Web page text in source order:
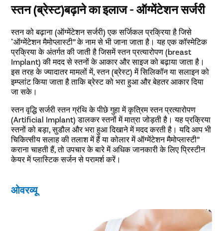
स्तन (ब्रेस्ट)बढ़ाने का इलाज - ऑग्मेंटेशन सर्जरी
स्तन को बढ़ाना (ऑग्मेंटेशन सर्जरी) एक सर्जिकल प्रक्रिया है जिसे
"ऑग्मेंटेशन मैमोप्लास्टी” के नाम से भी जाना जाता है। यह एक कॉस्मेटिक
प्रक्रिया के अंतर्गत की जाती है जिसमें स्तन प्रत्यारोपण (breast
Implant) की मदद से स्तनों के आकार और साइज को बढ़ाया जाता है।
इस तरह के ज्यादातर मामलों में, स्तन (ब्रेस्ट) में सिलिकॉन या सलाइन को
इम्प्लांट किया जाता है ताकि ब्रेस्ट को भरा हुआ और बेहतर आकार दिया
जा सके।
स्तन वृद्धि सर्जरी स्तन ग्रंथि के पीछे गुहा में कृत्रिम स्तन प्रत्यारोपण
(Artificial Implant) डालकर स्तनों में मात्रा जोड़ती है। यह प्रक्रिया
स्तनों को बड़ा, सुडौल और भरा हुआ दिखाने में मदद करती है। यदि आप भी
चिकित्सीय सलाह की तलाश में हैं या कोलार में ऑग्मेंटेशन मैमोप्लास्टी”
कराना चाहती हैं, तो उपचार के बारे में अधिक जानकारी के लिए प्रिस्टीन
केयर में प्लास्टिक सर्जन से परामर्श करें।
ओवरव्यू